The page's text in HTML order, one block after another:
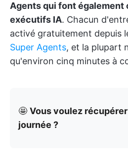
Agents qui font
exécutifs IA. Chacun
activé gratuitement depuis
Super Agents, et la plupart
qu'environ cinq minutes à
🤩 Vous voulez
journée ?